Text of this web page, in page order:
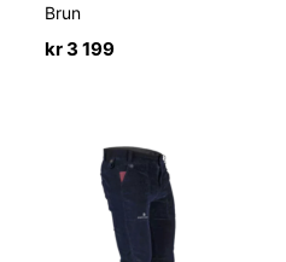
Brun
kr3 199